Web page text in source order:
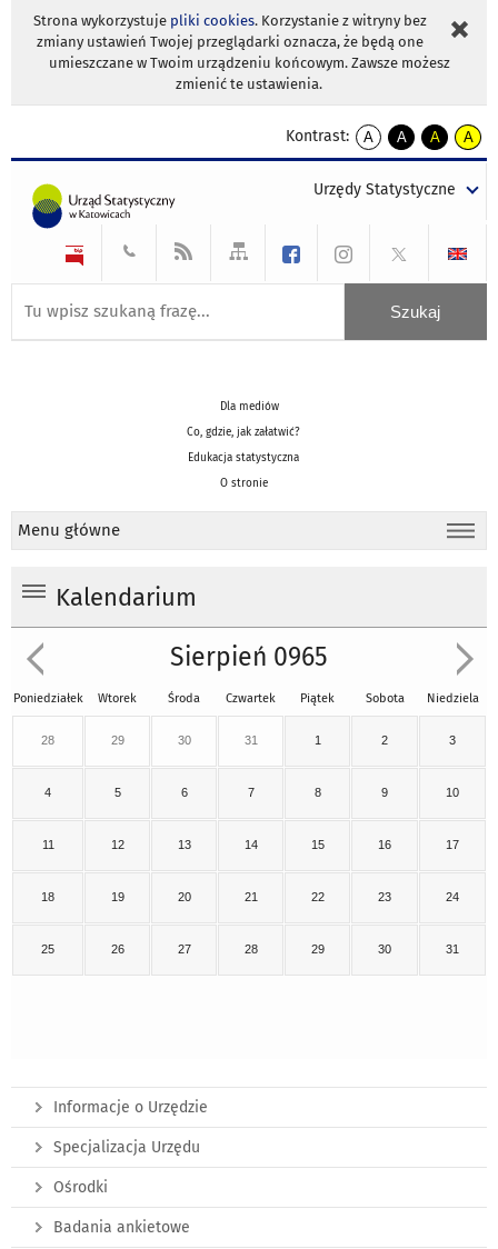
Strona wykorzystuje pliki cookies. Korzystanie z witryny bez
zmiany ustawień Twojej przeglądarki oznacza, że będą one
umieszczane w Twoim urządzeniu końcowym. Zawsze możesz
zmienić te ustawienia.
Kontrast:
A
kontrast
A
kontrast
tekst
czarnym
A
kontrast
tekst
czarnym
A
tekst
żółtym
Urzędy Statystyczne
Dla mediów
Co, gdzie, jak załatwić?
Edukacja statystyczna
O stronie
Menu główne
Kalendarium
Sierpień 0965
Poniedziałek Wtorek Środa Czwartek Piątek Sobota Niedziela
28 29 30 31 1 2 3
4 5 6 7 8 9 10
11 12 13 14 15 16 17
18 19 20 21 22 23 24
25 26 27 28 29 30 31
Informacje o Urzędzie
Specjalizacja Urzędu
Ośrodki
Badania ankietowe